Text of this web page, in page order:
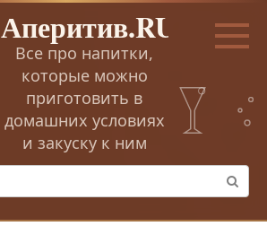
Аперитив.RU
Все про напитки,
которые можно
приготовить в
домашних условиях
и закуску к ним